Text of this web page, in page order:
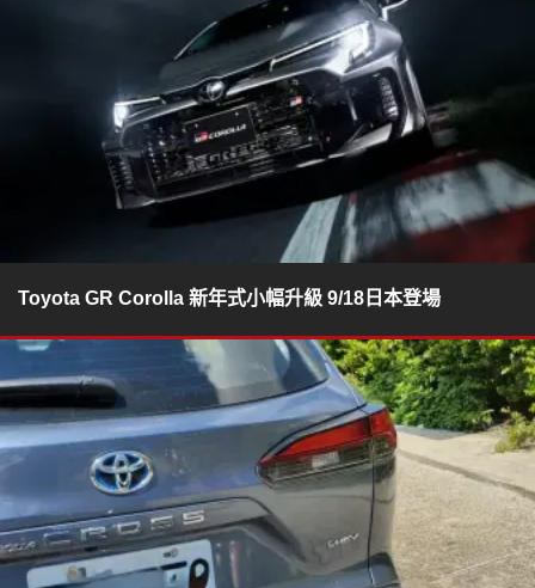
Toyota GR Corolla 新年式小幅升級 9/18日本登場